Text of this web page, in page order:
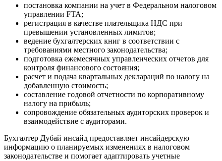
постановка компании на учет в Федеральном налоговом
управлении FTA;
регистрация в качестве плательщика НДС при
превышении установленных лимитов;
ведение бухгалтерских книг в соответствии с
требованиями местного законодательства;
подготовка ежемесячных управленческих отчетов для
контроля финансового состояния;
расчет и подача квартальных деклараций по налогу на
добавленную стоимость;
составление годовой отчетности по корпоративному
налогу на прибыль;
сопровождение обязательных аудиторских проверок и
взаимодействие с аудиторами.
Бухгалтер Дубай инсайд предоставляет инсайдерскую
информацию о планируемых изменениях в налоговом
законодательстве и помогает адаптировать учетные